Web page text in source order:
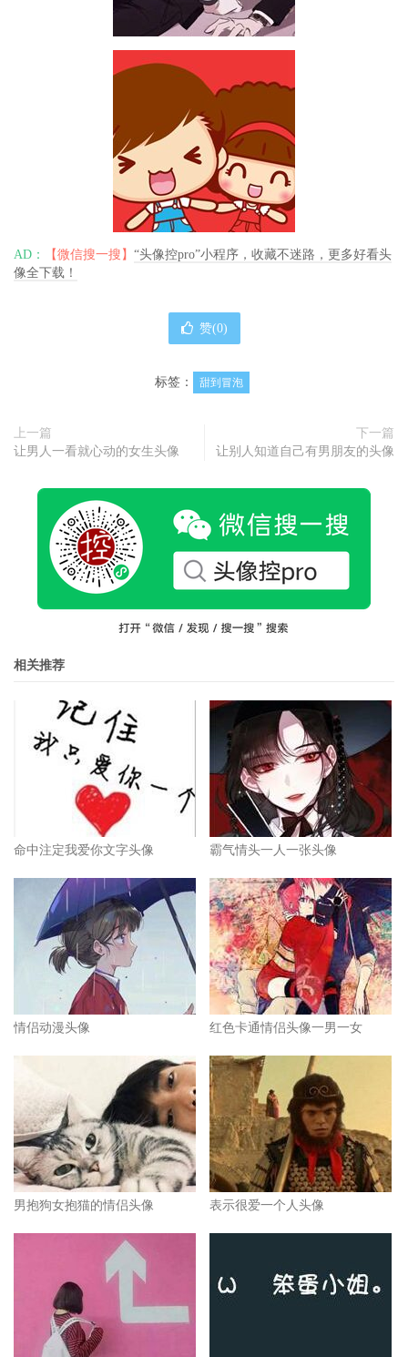
AD： 【微信搜一搜】 “头像控pro”小程序，收藏不迷路，更多好看头
像全下载！
赞(0)
标签： 甜到冒泡
上一篇
让男人一看就心动的女生头像
下一篇
让别人知道自己有男朋友的头像
相关推荐
命中注定我爱你文字头像 霸气情头一人一张头像
情侣动漫头像 红色卡通情侣头像一男一女
男抱狗女抱猫的情侣头像 表示很爱一个人头像